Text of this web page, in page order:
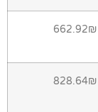
662.92₪
828.64₪